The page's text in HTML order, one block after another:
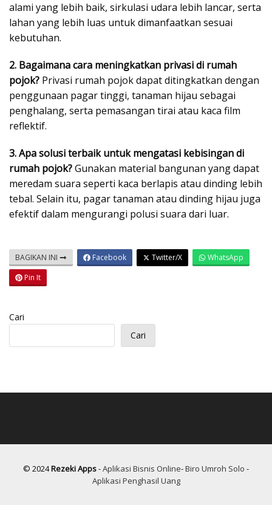
alami yang lebih baik, sirkulasi udara lebih lancar, serta
lahan yang lebih luas untuk dimanfaatkan sesuai
kebutuhan.
2. Bagaimana cara meningkatkan privasi di rumah
pojok? Privasi rumah pojok dapat ditingkatkan dengan
penggunaan pagar tinggi, tanaman hijau sebagai
penghalang, serta pemasangan tirai atau kaca film
reflektif.
3. Apa solusi terbaik untuk mengatasi kebisingan di
rumah pojok?Gunakan material bangunan yang dapat
meredam suara seperti kaca berlapis atau dinding lebih
tebal. Selain itu, pagar tanaman atau dinding hijau juga
efektif dalam mengurangi polusi suara dari luar.
BAGIKAN INI Facebook Twitter/X
WhatsApp
Pin It
Cari
Cari
© 2024Rezeki Apps-Aplikasi Bisnis Online-Biro Umroh Solo -
Aplikasi Penghasil Uang